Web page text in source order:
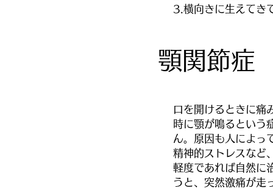
3.横向きに生えてき
顎関節症
口を開けるときに痛
時に顎が鳴るという
ん。原因も人によっ
精神的ストレスなど
軽度であれば自然に
うと、突然激痛が走